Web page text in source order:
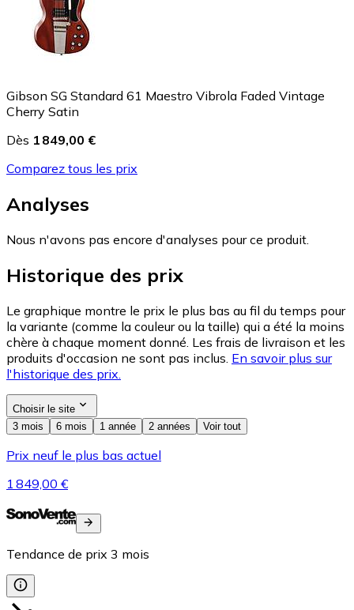
Gibson SG Standard 61 Maestro Vibrola Faded Vintage
Cherry Satin
Dès 1 849,00 €
Comparez tous les prix
Analyses
Nous n'avons pas encore d'analyses pour ce produit.
Historique des prix
Le graphique montre le prix le plus bas au fil du temps pour
la variante (comme la couleur ou la taille) qui a été la moins
chère à chaque moment donné. Les frais de livraison et les
produits d'occasion ne sont pas inclus. En savoir plus sur
l'historique des prix.
Choisir le site
3 mois
6 mois 1 année 2 années Voir tout
Prix neuf le plus bas actuel
1 849,00 €
Tendance de prix 3 mois